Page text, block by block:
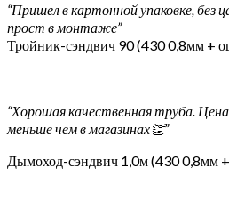
“Пришел в картонной упаковке, без
прост в монтаже”
Тройник-сэндвич 90 (430 0,8мм +
“Хорошая качественная труба.
меньше чем в магазинах👏”
Дымоход-сэндвич 1,0м (430 0,8мм